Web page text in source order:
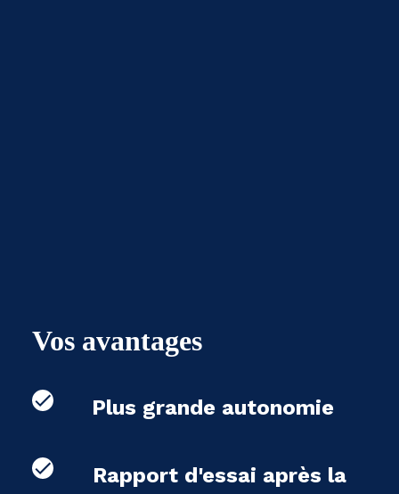
Vos avantages
Plus grande autonomie
Rapport d'essai après la